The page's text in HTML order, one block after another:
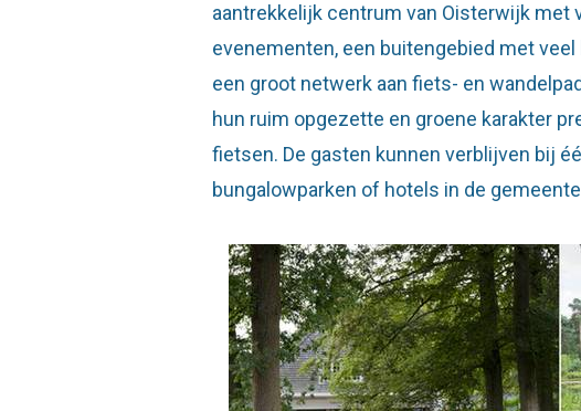
aantrekkelijk centrum van Oisterwijk met
evenementen, een buitengebied met
een groot netwerk aan fiets- en
hun ruim opgezette en groene karakter
fietsen. De gasten kunnen verblijven bij
bungalowparken of hotels in de